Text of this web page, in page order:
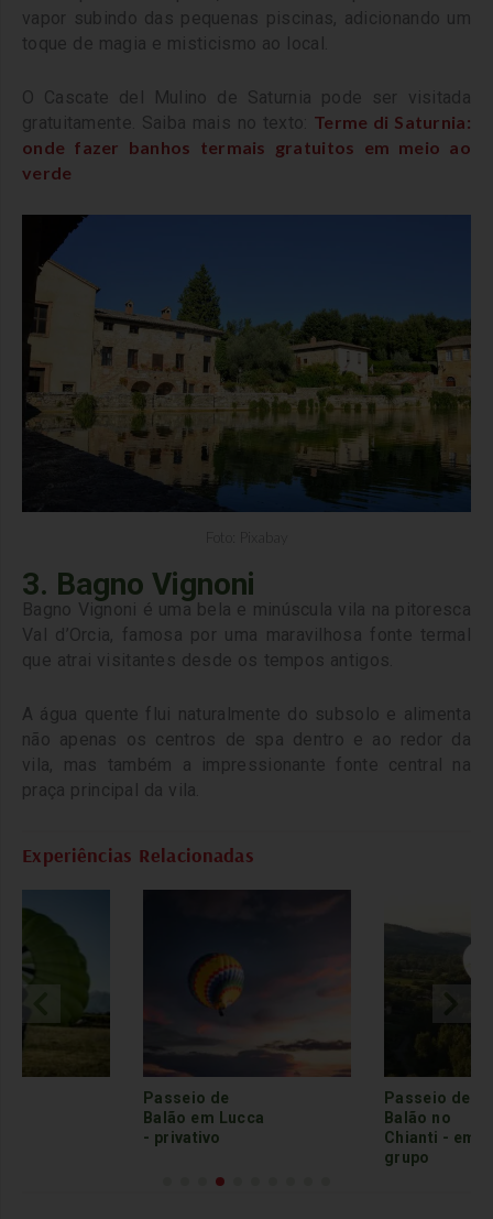
vapor subindo das pequenas piscinas, adicionando um
toque de magia e misticismo ao local.
O Cascate del Mulino de Saturnia pode ser visitada
gratuitamente. Saiba mais no texto: Terme di Saturnia:
onde fazer banhos termais gratuitos em meio ao
verde
3. Bagno Vignoni
Bagno Vignoni é uma bela e minúscula vila na pitoresca
Val d’Orcia, famosa por uma maravilhosa fonte termal
que atrai visitantes desde os tempos antigos.
A água quente flui naturalmente do subsolo e alimenta
não apenas os centros de spa dentro e ao redor da
vila, mas também a impressionante fonte central na
praça principal da vila.
Experiências Relacionadas
Passeio de
Balão no
Chianti - em
Tour em
Ferrara
Clássico